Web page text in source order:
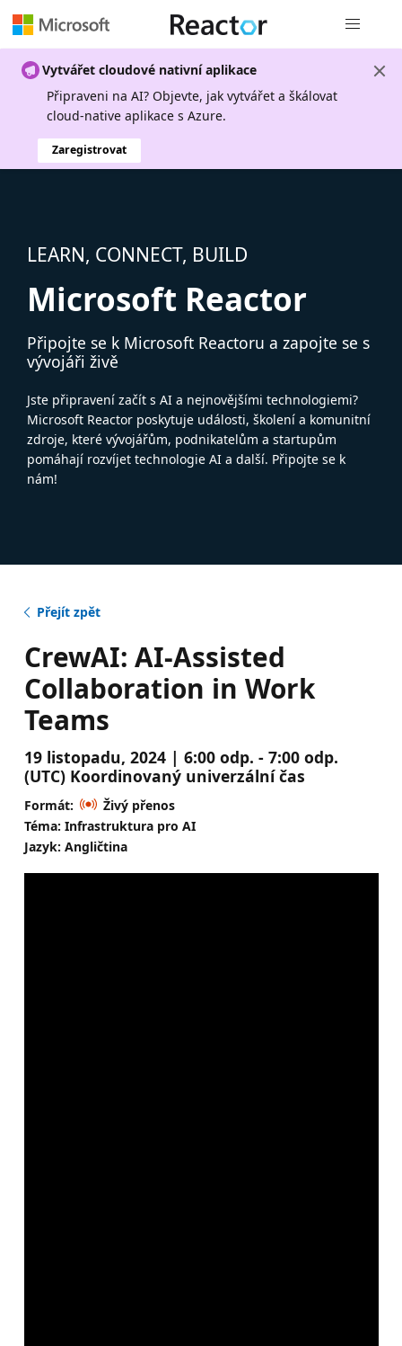
Vytvářet cloudové nativní aplikace
Připraveni na AI? Objevte, jak vytvářet a škálovat
cloud-native aplikace s Azure.
Zaregistrovat
LEARN, CONNECT, BUILD
Microsoft Reactor
Připojte se k Microsoft Reactoru a zapojte se s
vývojáři živě
Jste připravení začít s AI a nejnovějšími technologiemi?
Microsoft Reactor poskytuje události, školení a komunitní
zdroje, které vývojářům, podnikatelům a startupům
pomáhají rozvíjet technologie AI a další. Připojte se k
nám!
Přejít zpět
CrewAI: AI-Assisted
Collaboration in Work
Teams
19 listopadu, 2024 | 6:00 odp. - 7:00 odp.
(UTC) Koordinovaný univerzální čas
Formát:
Živý přenos
Téma: Infrastruktura pro AI
Jazyk: Angličtina